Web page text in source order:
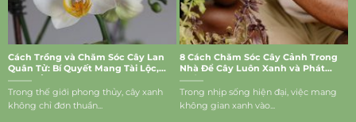
Cách Trồng và Chăm Sóc Cây Lan
Quân Tử: Bí Quyết Mang Tài Lộc,
May Mắn Vào Nhà
Trong thế giới phong thủy, cây xanh
không chỉ đơn thuần...
8 Cách Chăm Sóc Cây Cảnh Trong
Nhà Để Cây Luôn Xanh và Phát
Triển Tốt
Trong nhịp sống hiện đại, việc mang
không gian xanh vào...